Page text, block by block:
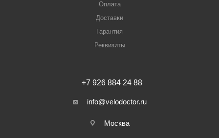
Оплата
Доставки
Гарантия
Реквизиты
+7 926 884 24 88
info@velodoctor.ru
Москва